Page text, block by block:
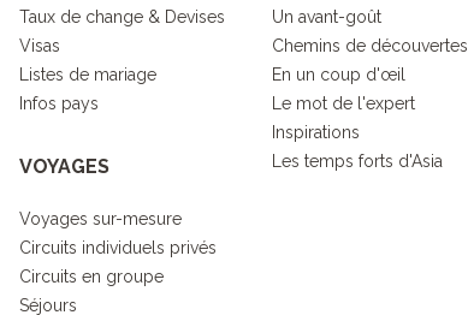
Taux de change & Devises
Visas
Listes de mariage
Infos pays
VOYAGES
Voyages sur-mesure
Circuits individuels privés
Circuits en groupe
Séjours
Un avant-goût
Chemins de découvertes
En un coup d'œil
Le mot de l'expert
Inspirations
Les temps forts d'Asia